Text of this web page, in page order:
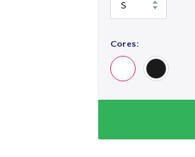
Cores: